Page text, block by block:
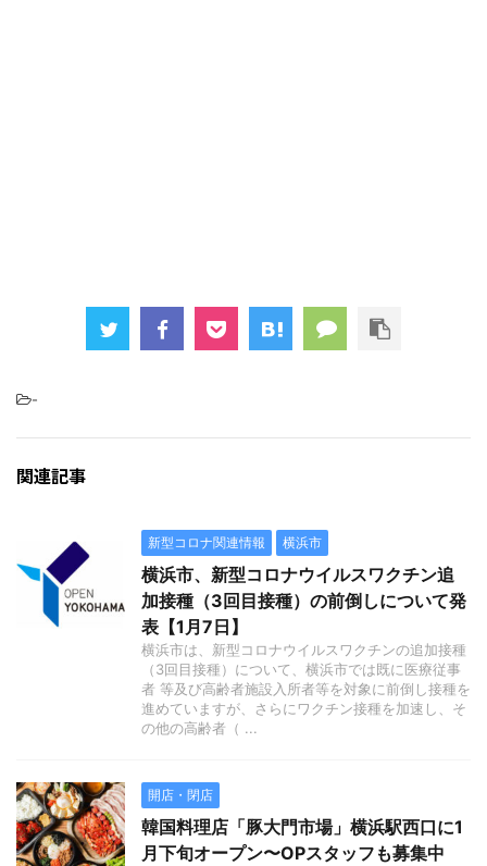
-
関連記事
新型コロナ関連情報 横浜市
横浜市、新型コロナウイルスワクチン追
加接種（3回目接種）の前倒しについて発
表【1月7日】
横浜市は、新型コロナウイルスワクチンの追加接種
（3回目接種）について、横浜市では既に医療従事
者 等及び高齢者施設入所者等を対象に前倒し接種を
進めていますが、さらにワクチン接種を加速し、そ
の他の高齢者（ ...
開店・閉店
韓国料理店「豚大門市場」横浜駅西口に1
月下旬オープン〜OPスタッフも募集中